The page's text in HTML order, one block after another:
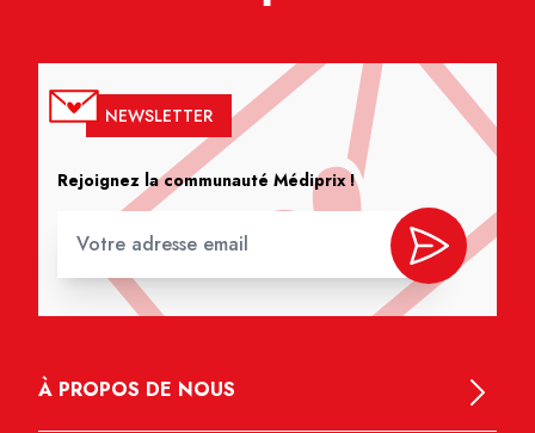
NEWSLETTER
Rejoignez la communauté Médiprix !
À PROPOS DE NOUS